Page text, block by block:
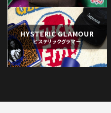
HYSTERIC GLAMOUR
ヒステリックグラマー